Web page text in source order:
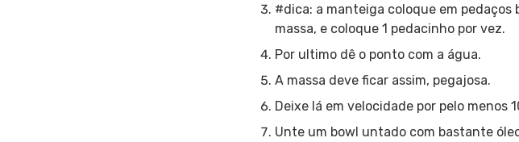
#dica: a manteiga coloque em pedaços
massa, e coloque 1 pedacinho por vez.
Por ultimo dê o ponto com a água.
A massa deve ficar assim, pegajosa.
Deixe lá em velocidade por pelo menos
Unte um bowl untado com bastante